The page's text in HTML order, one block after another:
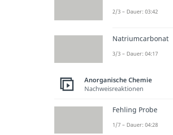
2/3 – Dauer: 03:42
Natriumcarbonat
3/3 – Dauer: 04:17
Anorganische Chemie
Nachweisreaktionen
Fehling Probe
1/7 – Dauer: 04:28